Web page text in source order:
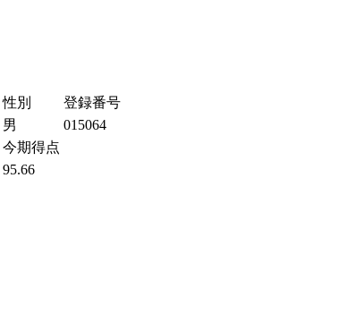
性別
登録番号
男
015064
今期得点
95.66